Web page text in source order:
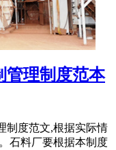
管理制度范本
制度范文,根据实际情
石料厂要根据本制度